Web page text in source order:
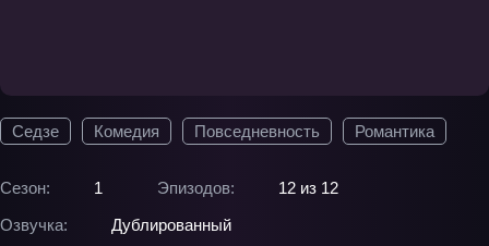
Седзе Комедия Повседневность Романтика
Сезон: 1 Эпизодов:
12 из 12
Озвучка:
Дублированный